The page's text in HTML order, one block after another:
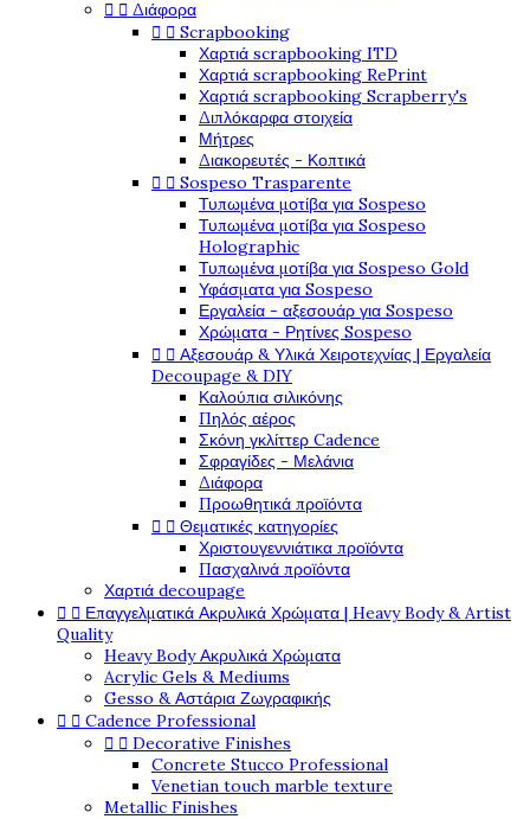
  Διάφορα
  Scrapbooking
Χαρτιά scrapbooking ITD
Χαρτιά scrapbooking RePrint
Χαρτιά scrapbooking Scrapberry's
Διπλόκαρφα στοιχεία
Μήτρες
Διακορευτές - Κοπτικά
  Sospeso Trasparente
Τυπωμένα μοτίβα για Sospeso
Τυπωμένα μοτίβα για Sospeso
Holographic
Τυπωμένα μοτίβα για Sospeso Gold
Υφάσματα για Sospeso
Εργαλεία - αξεσουάρ για Sospeso
Χρώματα - Ρητίνες Sospeso
  Αξεσουάρ & Υλικά Χειροτεχνίας | Εργαλεία
Decoupage & DIY
Καλούπια σιλικόνης
Πηλός αέρος
Σκόνη γκλίττερ Cadence
Σφραγίδες - Μελάνια
Διάφορα
Προωθητικά προϊόντα
  Θεματικές κατηγορίες
Χριστουγεννιάτικα προϊόντα
Πασχαλινά προϊόντα
Χαρτιά decoupage
  Επαγγελματικά Ακρυλικά Χρώματα | Heavy Body & Artist
Quality
Heavy Body Ακρυλικά Χρώματα
Acrylic Gels & Mediums
Gesso & Αστάρια Ζωγραφικής
  Cadence Professional
  Decorative Finishes
Concrete Stucco Professional
Venetian touch marble texture
Metallic Finishes